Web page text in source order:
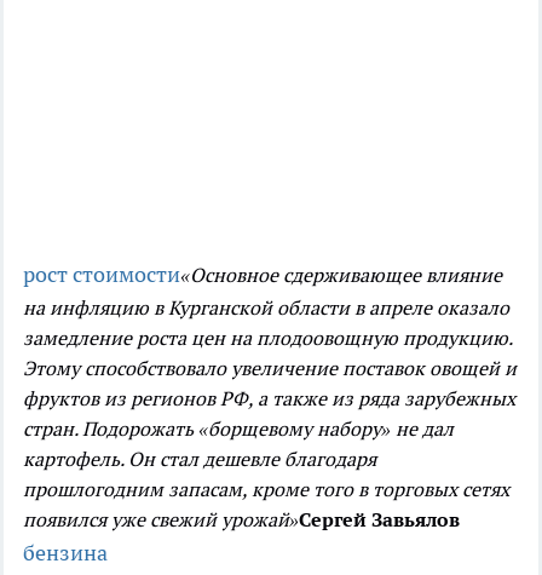
рост стоимости«Основное сдерживающее влияние
на инфляцию в Курганской области в апреле оказало
замедление роста цен на плодоовощную продукцию.
Этому способствовало увеличение поставок овощей и
фруктов из регионов РФ, а также из ряда зарубежных
стран. Подорожать «борщевому набору» не дал
картофель. Он стал дешевле благодаря
прошлогодним запасам, кроме того в торговых сетях
появился уже свежий урожай»Сергей Завьялов
бензина